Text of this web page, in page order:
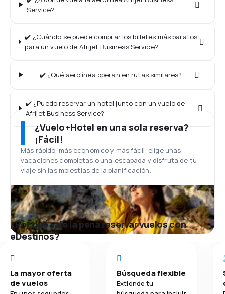
Service?
✔️ ¿Cuándo se puede comprar los billetes más baratos
para un vuelo de Afrijet Business Service?
✔️ ¿Qué aerolínea operan en rutas similares?
✔️ ¿Puedo reservar un hotel junto con un vuelo de
Afrijet Business Service?
¿Vuelo+Hotel en una sola reserva?
¡Fácil!
Más rápido, más económico y más fácil: elige unas
vacaciones completas o una escapada y disfruta de tu
viaje sin las molestias de la planificación.
¿Por qué vale la pena reservar vuelos con
eDestinos?
La mayor oferta
de vuelos
Búsqueda flexible
Extiende tu